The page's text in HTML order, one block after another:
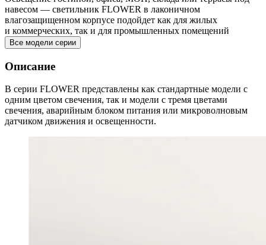
навесом — светильник FLOWER в лаконичном
влагозащищенном корпусе подойдет как для жилых
и коммерческих, так и для промышленных помещений
Все модели серии
Описание
В серии FLOWER представлены как стандартные модели с
одним цветом свечения, так и модели с тремя цветами
свечения, аварийным блоком питания или микроволновым
датчиком движения и освещенности.